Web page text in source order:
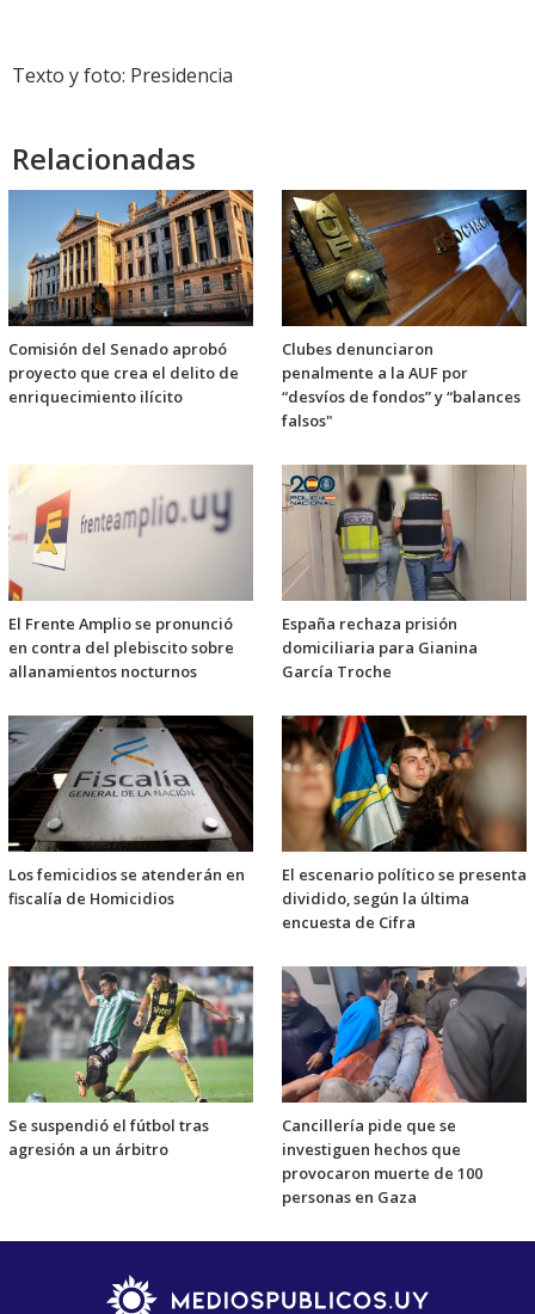
Texto y foto: Presidencia
Relacionadas
Comisión del Senado aprobó
proyecto que crea el delito de
enriquecimiento ilícito
Clubes denunciaron
penalmente a la AUF por
“desvíos de fondos” y “balances
falsos"
El Frente Amplio se pronunció
en contra del plebiscito sobre
allanamientos nocturnos
España rechaza prisión
domiciliaria para Gianina
García Troche
Los femicidios se atenderán en
fiscalía de Homicidios
El escenario político se presenta
dividido, según la última
encuesta de Cifra
Se suspendió el fútbol tras
agresión a un árbitro
Cancillería pide que se
investiguen hechos que
provocaron muerte de 100
personas en Gaza